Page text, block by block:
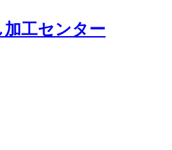
工センター